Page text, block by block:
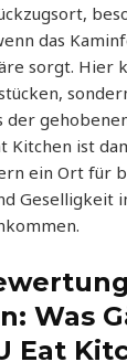
das
sorgt. Hier
der
Kitchen ist
ein Ort für
Was
Eat